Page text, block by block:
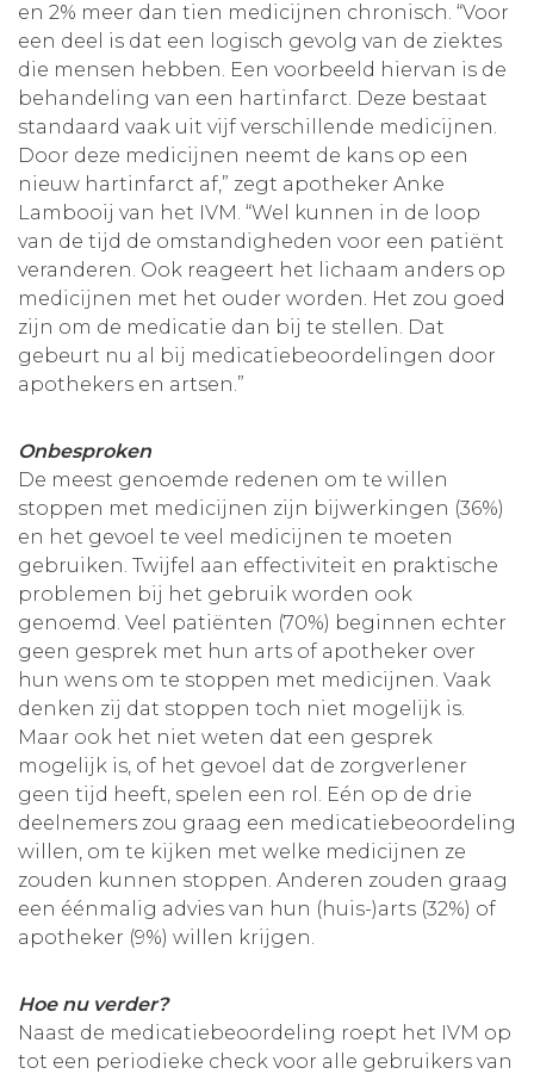
en 2% meer dan tien medicijnen chronisch. “Voor
een deel is dat een logisch gevolg van de ziektes
die mensen hebben. Een voorbeeld hiervan is de
behandeling van een hartinfarct. Deze bestaat
standaard vaak uit vijf verschillende medicijnen.
Door deze medicijnen neemt de kans op een
nieuw hartinfarct af,” zegt apotheker Anke
Lambooij van het IVM. “Wel kunnen in de loop
van de tijd de omstandigheden voor een patiënt
veranderen. Ook reageert het lichaam anders op
medicijnen met het ouder worden. Het zou goed
zijn om de medicatie dan bij te stellen. Dat
gebeurt nu al bij medicatiebeoordelingen door
apothekers en artsen.”
Onbesproken
De meest genoemde redenen om te willen
stoppen met medicijnen zijn bijwerkingen (36%)
en het gevoel te veel medicijnen te moeten
gebruiken. Twijfel aan effectiviteit en praktische
problemen bij het gebruik worden ook
genoemd. Veel patiënten (70%) beginnen echter
geen gesprek met hun arts of apotheker over
hun wens om te stoppen met medicijnen. Vaak
denken zij dat stoppen toch niet mogelijk is.
Maar ook het niet weten dat een gesprek
mogelijk is, of het gevoel dat de zorgverlener
geen tijd heeft, spelen een rol. Eén op de drie
deelnemers zou graag een medicatiebeoordeling
willen, om te kijken met welke medicijnen ze
zouden kunnen stoppen. Anderen zouden graag
een éénmalig advies van hun (huis-)arts (32%) of
apotheker (9%) willen krijgen.
Hoe nu verder?
Naast de medicatiebeoordeling roept het IVM op
tot een periodieke check voor alle gebruikers van